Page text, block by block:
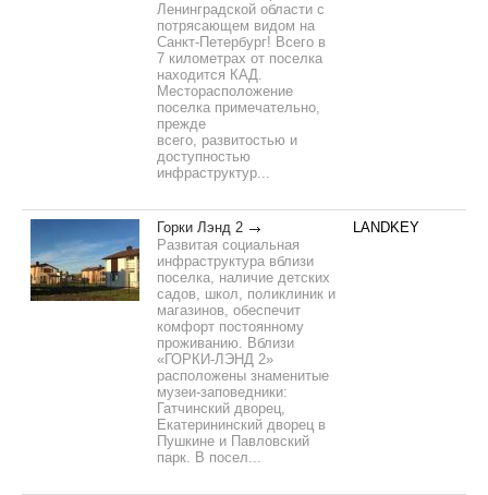
Ленинградской области с
потрясающем видом на
Санкт-Петербург! Всего в
7 километрах от поселка
находится КАД.
Месторасположение
поселка примечательно,
прежде
всего, развитостью и
доступностью
инфраструктур...
Горки Лэнд 2
Развитая социальная
инфраструктура вблизи
поселка, наличие детских
садов, школ, поликлиник и
магазинов, обеспечит
комфорт постоянному
проживанию. Вблизи
«ГОРКИ-ЛЭНД 2»
расположены знаменитые
музеи-заповедники:
Гатчинский дворец,
Екатерининский дворец в
Пушкине и Павловский
парк. В посел...
LANDKEY